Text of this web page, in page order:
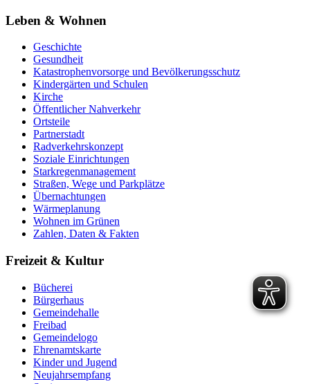
Leben & Wohnen
Geschichte
Gesundheit
Katastrophenvorsorge und Bevölkerungsschutz
Kindergärten und Schulen
Kirche
Öffentlicher Nahverkehr
Ortsteile
Partnerstadt
Radverkehrskonzept
Soziale Einrichtungen
Starkregenmanagement
Straßen, Wege und Parkplätze
Übernachtungen
Wärmeplanung
Wohnen im Grünen
Zahlen, Daten & Fakten
Freizeit & Kultur
Bücherei
Bürgerhaus
Gemeindehalle
Freibad
Gemeindelogo
Ehrenamtskarte
Kinder und Jugend
Neujahrsempfang